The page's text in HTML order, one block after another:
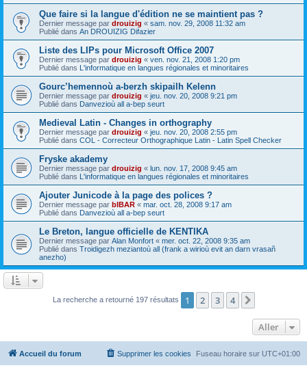
Que faire si la langue d'édition ne se maintient pas ?
Dernier message par drouizig « sam. nov. 29, 2008 11:32 am
Publié dans An DROUIZIG Difazier
Liste des LIPs pour Microsoft Office 2007
Dernier message par drouizig « ven. nov. 21, 2008 1:20 pm
Publié dans L'informatique en langues régionales et minoritaires
Gourc’hemennoù a-berzh skipailh Kelenn
Dernier message par drouizig « jeu. nov. 20, 2008 9:21 pm
Publié dans Danvezioù all a-bep seurt
Medieval Latin - Changes in orthography
Dernier message par drouizig « jeu. nov. 20, 2008 2:55 pm
Publié dans COL - Correcteur Orthographique Latin - Latin Spell Checker
Fryske akademy
Dernier message par drouizig « lun. nov. 17, 2008 9:45 am
Publié dans L'informatique en langues régionales et minoritaires
Ajouter Junicode à la page des polices ?
Dernier message par bIBAR « mar. oct. 28, 2008 9:17 am
Publié dans Danvezioù all a-bep seurt
Le Breton, langue officielle de KENTIKA
Dernier message par Alan Monfort « mer. oct. 22, 2008 9:35 am
Publié dans Troidigezh meziantoù all (frank a wirioù evit an darn vrasañ
anezho)
La recherche a retourné 197 résultats 1 2 3 4
Aller
Accueil du forum Fuseau horaire sur UTC+01:00
Supprimer les cookies